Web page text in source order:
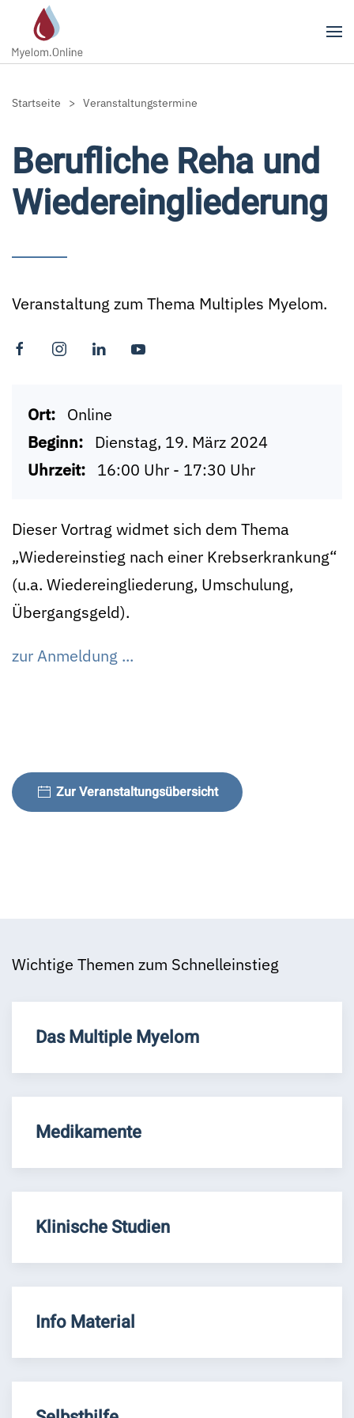
Zum Hauptinhalt springen
Startseite Veranstaltungstermine
Berufliche Reha und
Wiedereingliederung
Veranstaltung zum Thema Multiples Myelom.
Ort: Online
Beginn: Dienstag, 19. März 2024
Uhrzeit: 16:00 Uhr - 17:30 Uhr
Dieser Vortrag widmet sich dem Thema
„Wiedereinstieg nach einer Krebserkrankung“
(u.a. Wiedereingliederung, Umschulung,
Übergangsgeld).
zur Anmeldung ...
Zur Veranstaltungsübersicht
Wichtige Themen zum Schnelleinstieg
Das Multiple Myelom
Medikamente
Klinische Studien
Info Material